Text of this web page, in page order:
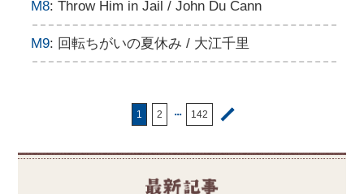
M8: Throw Him in Jail / John Du Cann
M9: 回転ちがいの夏休み / 大江千里
1 2 ・・・ 142